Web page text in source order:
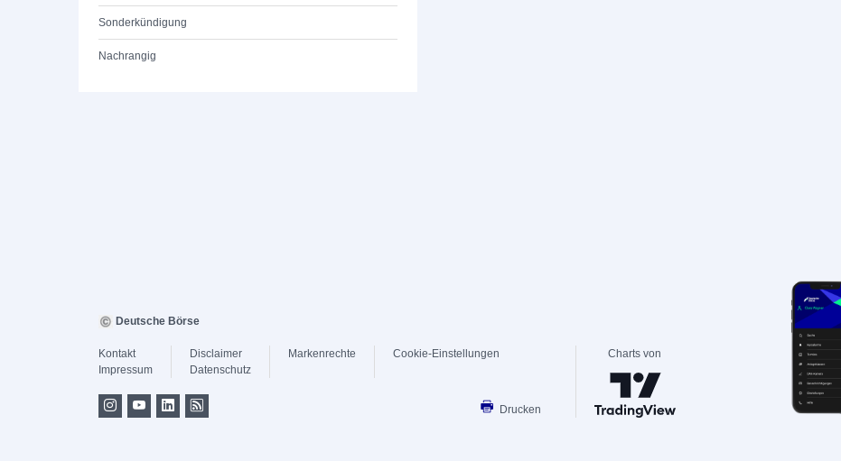
Sonderkündigung
Nachrangig
Deutsche Börse
Kontakt
Impressum
Disclaimer
Datenschutz
Markenrechte Cookie-Einstellungen
Drucken
Charts von